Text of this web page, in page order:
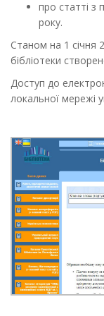
про статті з
року.
Станом на 1 січня
бібліотеки
Доступ до
локальної мережі